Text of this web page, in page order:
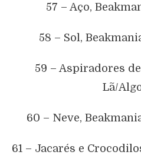
57 – Aço,
58 – Sol,
59 – Aspiradores
Lã/
60 – Neve,
61 – Jacarés e